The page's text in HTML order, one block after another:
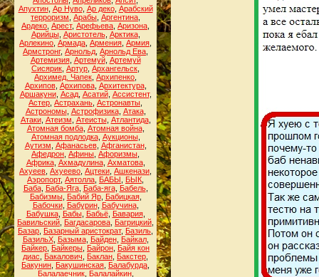
Апухтин, Ар Нуво, Ар деко, Арабский
терроризм Арабы Аргентина
Ардеко Арест, Арефьева Аризона
Арийцы, Аристотель, Арктика,
Арлекино Армада Армения Армия
Армстронг, Арнольд Арнольд Ева
Артемизия, Артемуй, Артемуй
Сисярик Артур Архангельск
Архимед. Чапек Архипенко
Архипов, Архипова, Архитектура,
Аршакуни, Асад, Асатий, Ассистент,
Астер Астрахань Астронавты
Астрономы, Астрофизика, Атака,
Атаки, Атеизм Атеисты, Атлантида,
Атомная бомба, Атомная война,
Атомная подлодка, Аукционы,
Аутизм Афанасьев, Афганистан,
Афедрон Афины Афоризмы
Африка, Ахмадулина, Ахматова,
Ахуеев Ахуеево Ацтеки Ашкенази
Аэропорт, Аятолла БАБЫ БЫК
Баба, Баба-Яга, Баба-яга, Бабель,
Бабизмы, Бабий Яр, Бабицкая,
Бабочки, Бабурин, Бабучина,
Бабушка, Бабы, Бабьё, Бавария,
Бавильский Багдасарова Багрицкий
Базар Базарный аристократ, Базиль
БазильХ, Базыма, Байден, Байкал,
Байкер Байкеры Байрон Байя кон
диас
Бакалович Баклан Бакстер
Бакунин Бакушинская Балабурда
Балалаечник, Балалайкин,